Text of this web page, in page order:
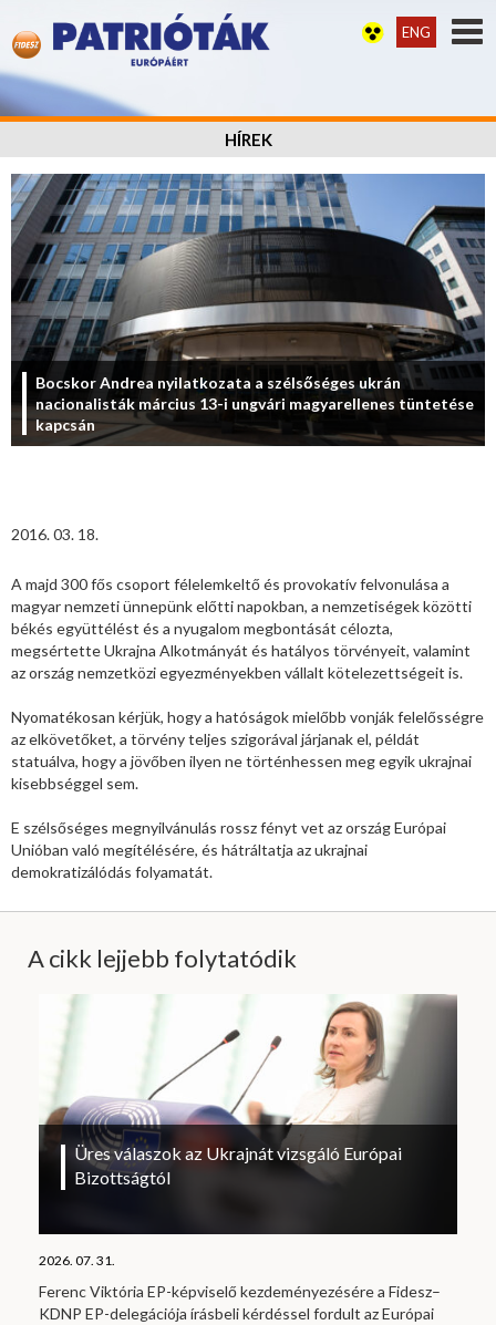
ENG
HÍREK
Bocskor Andrea nyilatkozata a szélsőséges ukrán
nacionalisták március 13-i ungvári magyarellenes tüntetése
kapcsán
2016. 03. 18.
A majd 300 fős csoport félelemkeltő és provokatív felvonulása a
magyar nemzeti ünnepünk előtti napokban, a nemzetiségek közötti
békés együttélést és a nyugalom megbontását célozta,
megsértette Ukrajna Alkotmányát és hatályos törvényeit, valamint
az ország nemzetközi egyezményekben vállalt kötelezettségeit is.
Nyomatékosan kérjük, hogy a hatóságok mielőbb vonják felelősségre
az elkövetőket, a törvény teljes szigorával járjanak el, példát
statuálva, hogy a jövőben ilyen ne történhessen meg egyik ukrajnai
kisebbséggel sem.
E szélsőséges megnyilvánulás rossz fényt vet az ország Európai
Unióban való megítélésére, és hátráltatja az ukrajnai
demokratizálódás folyamatát.
A cikk lejjebb folytatódik
Üres válaszok az Ukrajnát vizsgáló Európai
Bizottságtól
2026. 07. 31.
Ferenc Viktória EP-képviselő kezdeményezésére a Fidesz–
KDNP EP-delegációja írásbeli kérdéssel fordult az Európai